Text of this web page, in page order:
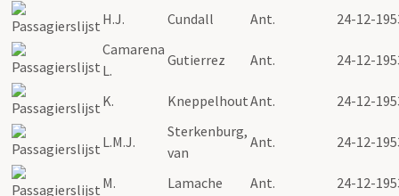
H.J. Cundall Ant.
24-12-
Camarena
L.
Gutierrez Ant. 24-12-
K. KneppelhoutAnt. 24-12-
L.M.J.
Sterkenburg,
van
Ant. 24-12-
M. Lamache Ant. 24-12-